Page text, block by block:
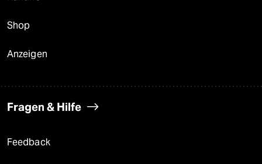
Shop
Anzeigen
Fragen & Hilfe
Feedback